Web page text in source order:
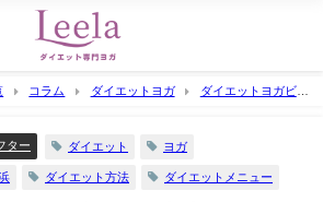
コラム ダイエットヨガ
ダイエットヨガビフ
ター ダイエット ヨガ
ダイエット方法 ダイエットメニュー